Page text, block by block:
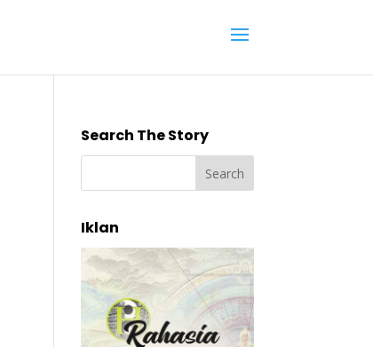
Search The Story
Iklan